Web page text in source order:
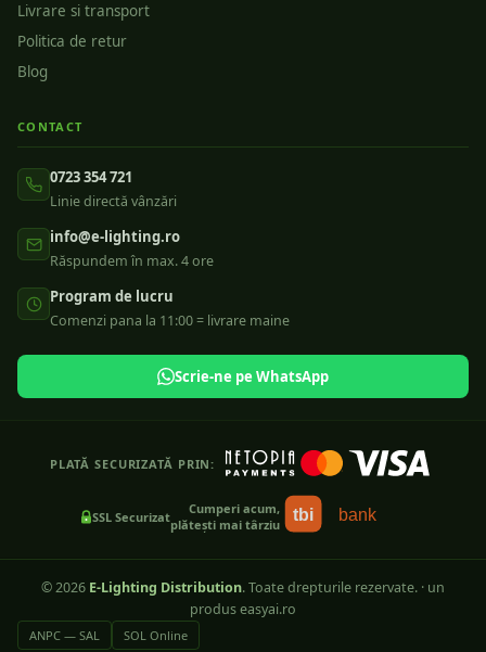
Livrare si transport
Politica de retur
Blog
CONTACT
0723 354 721
Linie directă vânzări
info@e-lighting.ro
Răspundem în max. 4 ore
Program de lucru
Comenzi pana la 11:00 = livrare maine
Scrie-ne pe WhatsApp
PLATĂ SECURIZATĂ PRIN:
SSL Securizat
Cumperi acum,
plătești mai târziu
tbi bank
©2026 E-Lighting Distribution. Toate drepturile rezervate. · un
produs easyai.ro
ANPC — SAL SOL Online